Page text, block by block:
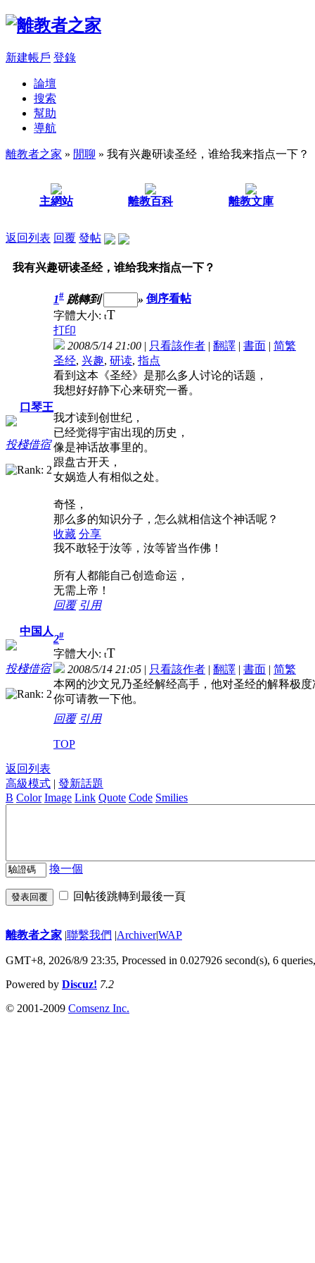
新建帳戶 登錄
論壇
搜索
幫助
導航
離教者之家 » 閒聊 » 我有兴趣研读圣经，谁给我来指点一下？
主網站 離教百科 離教文庫
返回列表 回覆 發帖
我有兴趣研读圣经，谁给我来指点一下？
口琴王
投棧借宿
1# 跳轉到 » 倒序看帖
字體大小: tT
打印
2008/5/14 21:00 | 只看該作者 | 翻譯 | 書面 | 简繁
圣经, 兴趣, 研读, 指点
看到这本《圣经》是那么多人讨论的话题，
我想好好静下心来研究一番。
我才读到创世纪，
已经觉得宇宙出现的历史，
像是神话故事里的。
跟盘古开天，
女娲造人有相似之处。
奇怪，
那么多的知识分子，怎么就相信这个神话呢？
收藏 分享
我不敢轻于汝等，汝等皆当作佛！
所有人都能自己创造命运，
无需上帝！
回覆 引用
中国人
投棧借宿
2#
字體大小: tT
2008/5/14 21:05 | 只看該作者 | 翻譯 | 書面 | 简繁
本网的沙文兄乃圣经解经高手，他对圣经的解释极度
你可请教一下他。
回覆 引用
TOP
返回列表
高級模式 | 發新話題
B Color Image Link Quote Code Smilies
換一個
發表回覆 回帖後跳轉到最後一頁
離教者之家 |聯繫我們 |Archiver|WAP
GMT+8, 2026/8/9 23:35, Processed in 0.027926 second(s), 6
Powered by Discuz! 7.2
© 2001-2009 Comsenz Inc.